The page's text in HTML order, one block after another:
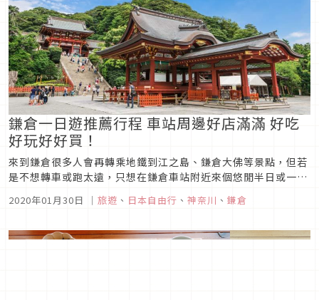
鎌倉一日遊推薦行程 車站周邊好店滿滿 好吃
好玩好好買！
來到鎌倉很多人會再轉乘地鐵到江之島、鎌倉大佛等景點，但若
是不想轉車或跑太遠，只想在鎌倉車站附近來個悠閒半日或一日
倉車站週邊一日散步路線，從東京直達鎌倉後不用再轉車，可以
店的特色。1. 早餐...
2020年01月30日 ｜ 旅遊 、 日本自由行 、 神奈川 、 鎌倉